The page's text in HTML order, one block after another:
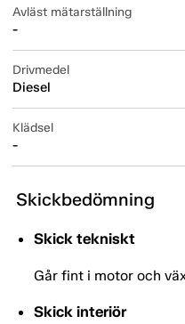
Avläst mätarställning
-
Drivmedel
Diesel
Klädsel
-
Skickbedömning
Skick tekniskt
Går fint i motor och
Skick interiör